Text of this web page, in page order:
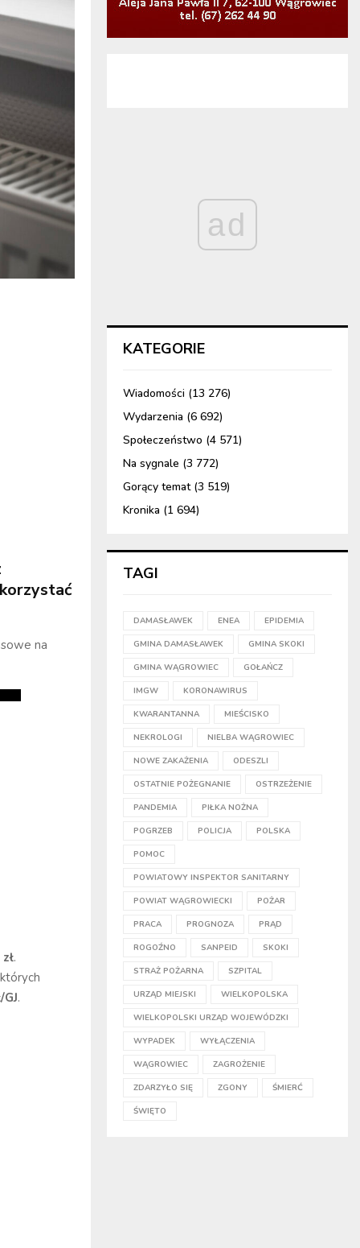
na
.
.
ad
KATEGORIE
Wiadomości (13 276)
Wydarzenia (6 692)
Społeczeństwo (4 571)
Na sygnale (3 772)
Gorący temat(3 519)
Kronika (1 694)
TAGI
DAMASŁAWEK ENEA EPIDEMIA
GMINA DAMASŁAWEK GMINA SKOKI
GMINA WĄGROWIEC GOŁAŃCZ
IMGW KORONAWIRUS
KWARANTANNA MIEŚCISKO
NEKROLOGI NIELBA WĄGROWIEC
NOWE ZAKAŻENIA ODESZLI
OSTATNIE POŻEGNANIE OSTRZEŻENIE
PANDEMIA PIŁKA NOŻNA
POGRZEB POLICJA POLSKA
POMOC
POWIATOWY INSPEKTOR SANITARNY
POWIAT WĄGROWIECKI POŻAR
PRACA PROGNOZA PRĄD
ROGOŹNO SANPEID SKOKI
STRAŻ POŻARNA SZPITAL
URZĄD MIEJSKI WIELKOPOLSKA
WIELKOPOLSKI URZĄD WOJEWÓDZKI
WYPADEK WYŁĄCZENIA
WĄGROWIEC ZAGROŻENIE
ZDARZYŁO SIĘ ZGONY ŚMIERĆ
ŚWIĘTO